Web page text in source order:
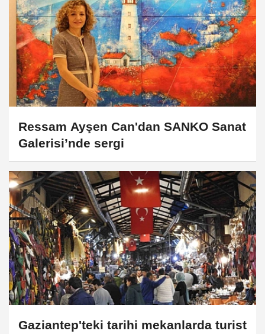
Ressam Ayşen Can'dan SANKO Sanat
Galerisi’nde sergi
Gaziantep'teki tarihi mekanlarda turist